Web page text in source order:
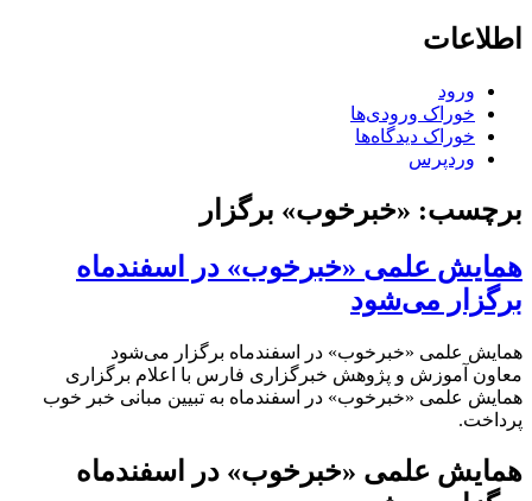
اطلاعات
ورود
خوراک ورودی‌ها
خوراک دیدگاه‌ها
وردپرس
برچسب: «خبرخوب» برگزار
همایش علمی «خبرخوب» در اسفندماه
برگزار می‌شود
همایش علمی «خبرخوب» در اسفندماه برگزار می‌شود
معاون آموزش و پژوهش خبرگزاری فارس با اعلام برگزاری
همایش علمی «خبرخوب» در اسفندماه به تبیین مبانی خبر خوب
پرداخت.
همایش علمی «خبرخوب» در اسفندماه